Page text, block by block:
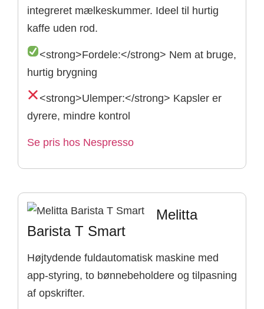
integreret mælkeskummer. Ideel til hurtig
kaffe uden rod.
<strong>Fordele:</strong> Nem at bruge,
hurtig brygning
<strong>Ulemper:</strong> Kapsler er
dyrere, mindre kontrol
Se pris hos Nespresso
Melitta
Barista T Smart
Højtydende fuldautomatisk maskine med
app-styring, to bønnebeholdere og tilpasning
af opskrifter.